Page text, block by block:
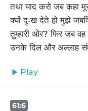
तथा याद करो जब कहा
क्यों दुःख देते हो मुझे
तुम्हारी ओर? फिर जब
उनके दिल और अल्लाह
Play
61:6